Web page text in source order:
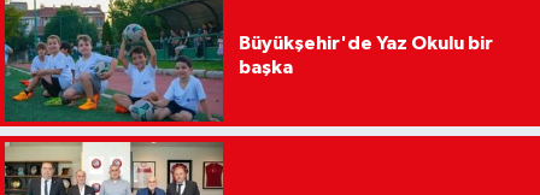
Büyükşehir'de Yaz Okulu bir
başka